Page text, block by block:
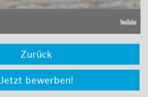
Zurück
Jetzt bewerben!